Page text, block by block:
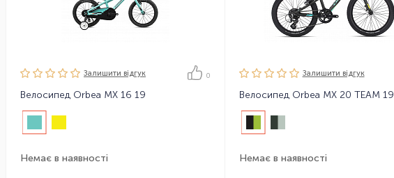
Залишити вiдгук 0
Велосипед Orbea MX 16 19
Немає в наявності
Залишити вiдгук
Велосипед Orbea MX 20 TEAM 19
Немає в наявності